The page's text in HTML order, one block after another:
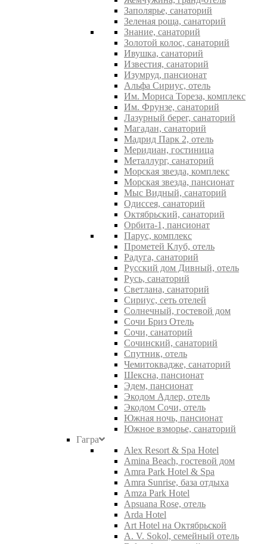
Заполярье, санаторий
Зеленая роща, санаторий
Знание, санаторий
Золотой колос, санаторий
Ивушка, санаторий
Известия, санаторий
Изумруд, пансионат
Альфа Сириус, отель
Им. Мориса Тореза, комплекс
Им. Фрунзе, санаторий
Лазурный берег, санаторий
Магадан, санаторий
Мадрид Парк 2, отель
Меридиан, гостиница
Металлург, санаторий
Морская звезда, комплекс
Морская звезда, пансионат
Мыс Видный, санаторий
Одиссея, санаторий
Октябрьский, санаторий
Орбита-1, пансионат
Парус, комплекс
Прометей Клуб, отель
Радуга, санаторий
Русский дом Дивный, отель
Русь, санаторий
Светлана, санаторий
Сириус, сеть отелей
Солнечный, гостевой дом
Сочи Бриз Отель
Сочи, санаторий
Сочинский, санаторий
Спутник, отель
Чемитоквадже, санаторий
Шексна, пансионат
Эдем, пансионат
Экодом Адлер, отель
Экодом Сочи, отель
Южная ночь, пансионат
Южное взморье, санаторий
Гагра
Alex Resort & Spa Hotel
Amina Beach, гостевой дом
Amra Park Hotel & Spa
Amra Sunrise, база отдыха
Amza Park Hotel
Apsuana Rose, отель
Arda Hotel
Art Hotel на Октябрьской
A. V. Sokol, семейный отель